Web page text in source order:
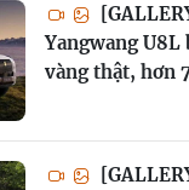
Yangwang U8L
vàng thật, hơn